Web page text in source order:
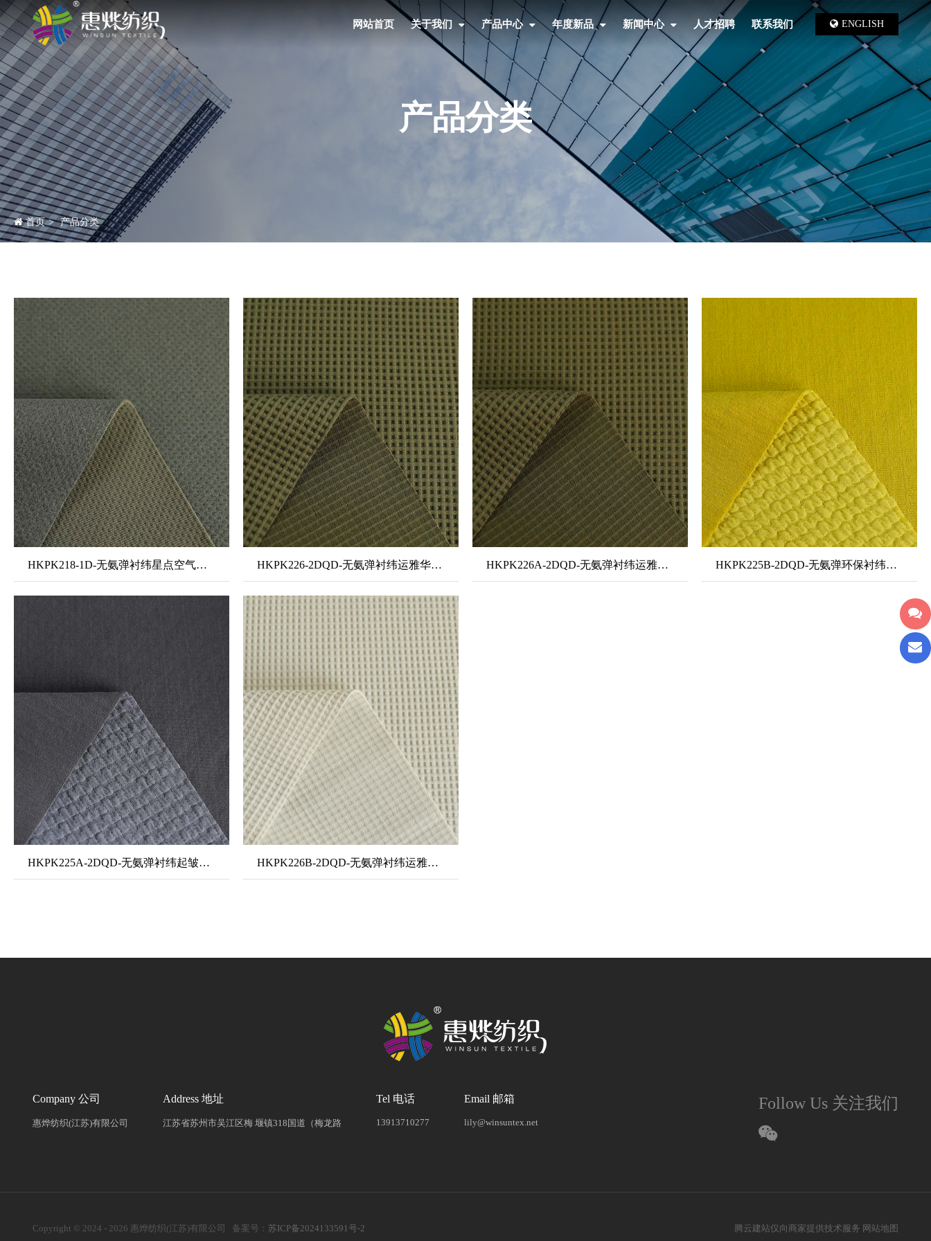
网站首页 关于我们 产品中心 年度新品 新闻中心 人才招聘 联系我们 ENGLISH
产品分类
首页 产品分类
HKPK218-1D-无氨弹衬纬星点空气层1# HKPK226-2DQD-无氨弹衬纬运雅华夫格 HKPK226A-2DQD-无氨弹衬纬运雅华夫格-石墨烯 HKPK225B-2DQD-无氨弹环保衬纬起皱空气层2#
HKPK225A-2DQD-无氨弹衬纬起皱空气层1# HKPK226B-2DQD-无氨弹衬纬运雅华夫格2#
Company 公司
惠烨纺织(江苏)有限公司
Address 地址
江苏省苏州市吴江区梅 堰镇318国道（梅龙路
Tel 电话
13913710277
Email 邮箱
lily@winsuntex.net
Follow Us 关注我们
Copyright © 2024 - 2026 惠烨纺织(江苏)有限公司 备案号： 苏ICP备2024133591号-2 腾云建站仅向商家提供技术服务 网站地图